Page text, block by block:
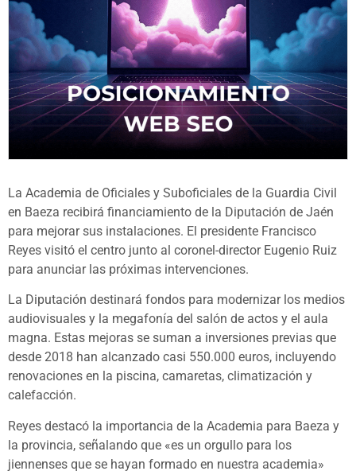
La Academia de Oficiales y Suboficiales de la Guardia Civil
en Baeza recibirá financiamiento de la Diputación de Jaén
para mejorar sus instalaciones. El presidente Francisco
Reyes visitó el centro junto al coronel-director Eugenio Ruiz
para anunciar las próximas intervenciones.
La Diputación destinará fondos para modernizar los medios
audiovisuales y la megafonía del salón de actos y el aula
magna. Estas mejoras se suman a inversiones previas que
desde 2018 han alcanzado casi 550.000 euros, incluyendo
renovaciones en la piscina, camaretas, climatización y
calefacción.
Reyes destacó la importancia de la Academia para Baeza y
la provincia, señalando que «es un orgullo para los
jiennenses que se hayan formado en nuestra academia»